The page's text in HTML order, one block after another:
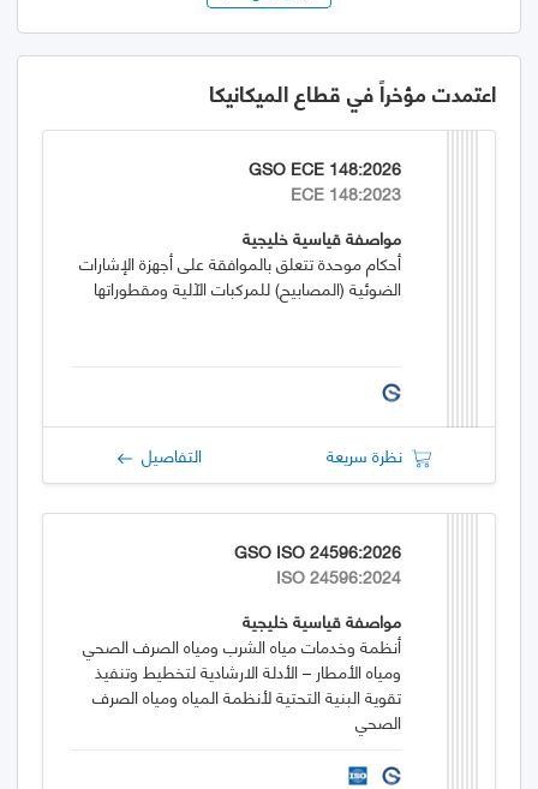
اعتمدت مؤخراً في قطاع الميكانيكا
GSO ECE 148:2026
ECE 148:2023
مواصفة قياسية خليجية
أحكام موحدة تتعلق بالموافقة على أجهزة الإشارات
الضوئية (المصابيح) للمركبات الآلية ومقطوراتها
نظرة سريعة التفاصيل
GSO ISO 24596:2026
ISO 24596:2024
مواصفة قياسية خليجية
أنظمة وخدمات مياه الشرب ومياه الصرف الصحي
ومياه الأمطار – الأدلة الارشادية لتخطيط وتنفيذ
تقوية البنية التحتية لأنظمة المياه ومياه الصرف
الصحي